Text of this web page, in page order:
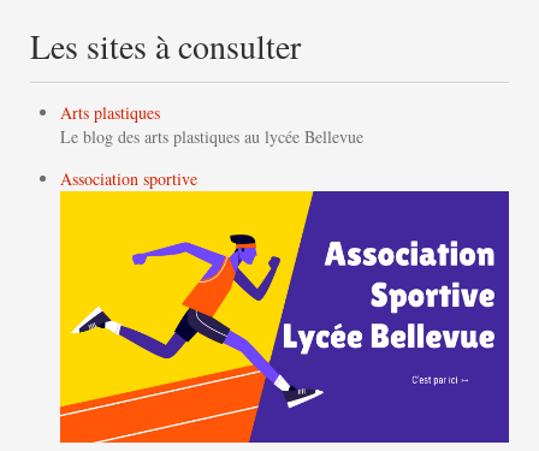
Les sites à consulter
Arts plastiques
Le blog des arts plastiques au lycée Bellevue
Association sportive